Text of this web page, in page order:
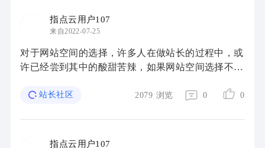
指点云用户107
来自2022-07-25
对于网站空间的选择，许多人在做站长的过程中，或
许已经尝到其中的酸甜苦辣，如果网站空间选择不
失，网站主机运行不稳定，网站安全受到非常严重的
站长社区 2079 浏览 0 0
指点云用户107